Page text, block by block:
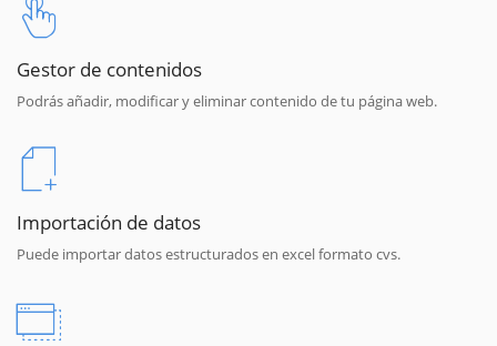
Gestor de contenidos
Podrás añadir, modificar y eliminar contenido de tu página web.
Importación de datos
Puede importar datos estructurados en excel formato cvs.